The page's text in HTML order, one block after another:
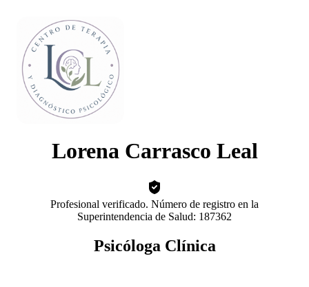
Lorena Carrasco Leal
Profesional verificado. Número de registro en la
Superintendencia de Salud: 187362
Psicóloga Clínica